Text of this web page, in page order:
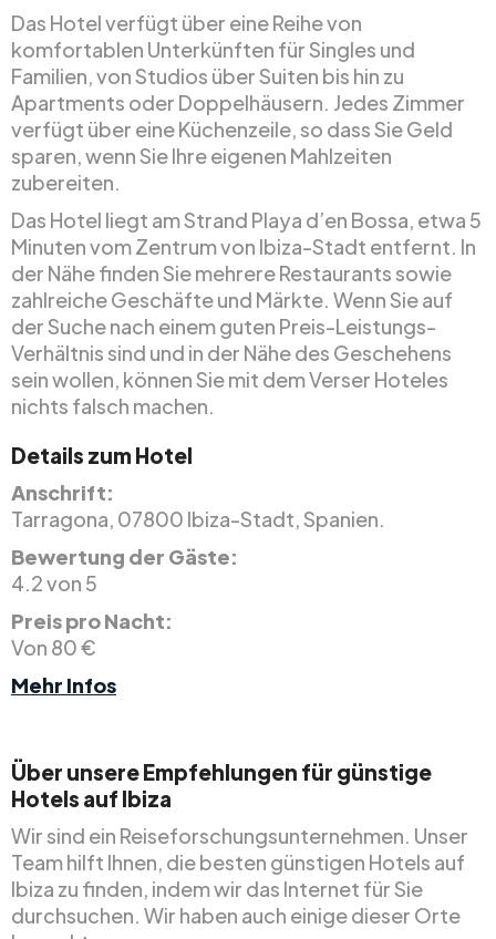
Das Hotel verfügt über eine Reihe von
komfortablen Unterkünften für Singles und
Familien, von Studios über Suiten bis hin zu
Apartments oder Doppelhäusern. Jedes Zimmer
verfügt über eine Küchenzeile, so dass Sie Geld
sparen, wenn Sie Ihre eigenen Mahlzeiten
zubereiten.
Das Hotel liegt am Strand Playa d’en Bossa, etwa 5
Minuten vom Zentrum von Ibiza-Stadt entfernt. In
der Nähe finden Sie mehrere Restaurants sowie
zahlreiche Geschäfte und Märkte. Wenn Sie auf
der Suche nach einem guten Preis-Leistungs-
Verhältnis sind und in der Nähe des Geschehens
sein wollen, können Sie mit dem Verser Hoteles
nichts falsch machen.
Details zum Hotel
Anschrift:
Tarragona, 07800 Ibiza-Stadt, Spanien.
Bewertung der Gäste:
4.2 von 5
Preis pro Nacht:
Von 80 €
Mehr Infos
Über unsere Empfehlungen für günstige
Hotels auf Ibiza
Wir sind ein Reiseforschungsunternehmen. Unser
Team hilft Ihnen, die besten günstigen Hotels auf
Ibiza zu finden, indem wir das Internet für Sie
durchsuchen. Wir haben auch einige dieser Orte